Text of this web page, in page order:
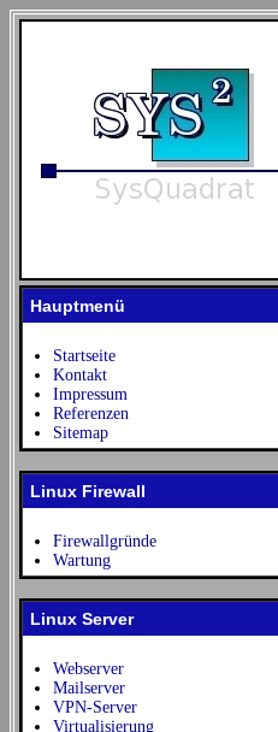
Hauptmenü
Startseite
Kontakt
Impressum
Referenzen
Sitemap
Linux Firewall
Firewallgründe
Wartung
Linux Server
Webserver
Mailserver
VPN-Server
Virtualisierung